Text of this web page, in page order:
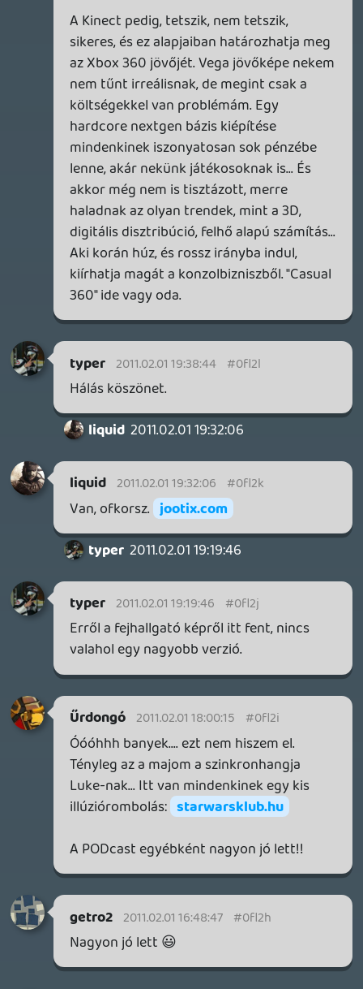
Lavitz 2011.02.01 12:52:45 #0fl2c
de választhatod te is külön külön a
támadásokat, persze egyszerübb az auto
attack, de van sima attack is. Egyébként
meg ez az auto attack is annyi hogy elég
1x megnyomnod az x-et, mint hogy 3x
megnyomd hogy ugyanazt az eredményt
kapd, régen ez volt 3x nyomtad meg most
kitalálták hogy könnyítenek rajta sztem ez
nem hülyeség.
zaz 2011.02.01 11:20:13
reeedman 2011.02.01 12:20:49 #0fl2b
Ez a verda nekem is új. 😃
Roxas 2011.02.01 01:41:02
Doom 2011.02.01 11:33:58 #0fl2a
"Ehhez kellesz gyors internet de akinek
nincsen az nem fog venni ilyen konzolt és
pont."
Amivel önmagát rúgná tökön, hiszen
lassan belátták hogy a japán piacot nem
jobban foglalkozni a kisebb
"jelentéktelenebb" Európai, Dél-Amerikai
országokkal, sok kicsi sokra megy alapon.
(ráadásul mintha lett is volna olyan
nyilatkozatuk, hogy a következő Xbox-nál
már mindenképp le kell váltaniuk a dupla
ray-re)
A GT5-ös példát nem egészen értem, a
játék elején a lemezről felmásolt jó 10 Gb-
ot, a többit ugyanúgy lemezről olvasta. A
nagyon stabil, gyors net meg elég kevés
országban van, a MS-nak meg pont az a
érdeke, hogy minél jobban elterjessze a
gépét.
Szóval én arra tippelek hogy következő
generációban egyik cég se fogja meglépni
a digitális disztribúciót, ha mégis, abból
bukfenc lesz. Az egy dolog hogy nagyon
szép eladásokat tud produkálni egy XBLA-
PSN-re fejlesztett játék, vagy HD remake,
amik 1-200 Mb-tól 1-2 Gb-ig terjednek, és a
meg.. de egy új, 8-10 ezer ft-os,
alaphangon 10 Gb, vagy attól még
az újak már még többet foglalnak mint a
mostaniak) nagyon kevesen vennének
meg.
Talán ha ettől olcsóbb lenne, de én
ringatnám magam abba a tévhitbe, hogy